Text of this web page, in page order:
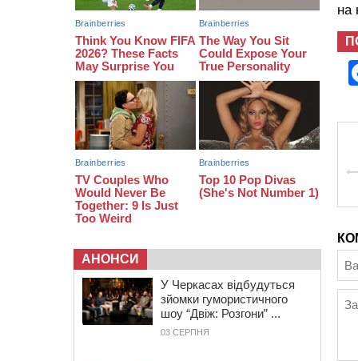
на
12:50 Внаслідок падіння вертольота
загинув 28-річний захисник зі
Сміли
АНОНСИ
У Черкасах відбудуться
зйомки гумористичного
шоу “Двіж: Розгони” ...
03 СЕРПНЯ